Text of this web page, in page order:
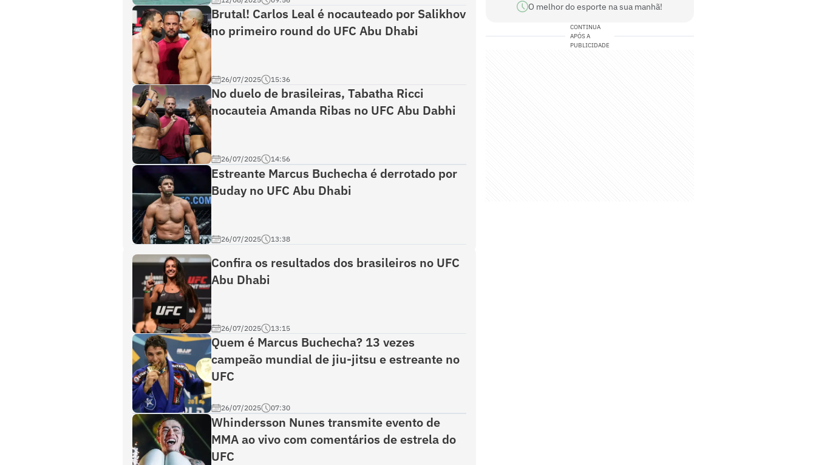
Brutal! Carlos Leal é nocauteado por Salikhov
no primeiro round do UFC Abu Dhabi
26/07/2025 15:36
No duelo de brasileiras, Tabatha Ricci
nocauteia Amanda Ribas no UFC Abu Dabhi
26/07/2025 14:56
Estreante Marcus Buchecha é derrotado por
Buday no UFC Abu Dhabi
26/07/2025 13:38
Confira os resultados dos brasileiros no UFC
Abu Dhabi
26/07/2025 13:15
Quem é Marcus Buchecha? 13 vezes
campeão mundial de jiu-jitsu e estreante no
UFC
26/07/2025 07:30
Whindersson Nunes transmite evento de
MMA ao vivo com comentários de estrela do
UFC
O melhor do esporte na sua manhã!
CONTINUA
APÓS A
PUBLICIDADE